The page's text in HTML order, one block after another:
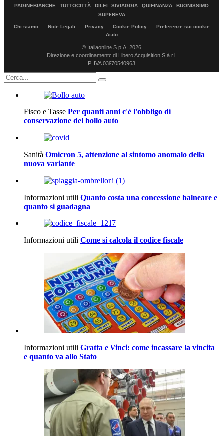
PAGINEBIANCHE
TUTTOCITTÀ DILEI SIVIAGGIA QUIFINANZA
BUONISSIMO
SUPEREVA
Chi siamo Note Legali Privacy Cookie Policy
Preferenze sui cookie
Aiuto
© Italiaonline S.p.A. 2026
Direzione e coordinamento di Libero Acquisition S.á r.l.
P. IVA 03970540963
Fisco e Tasse Per quanti anni c'è l'obbligo di
conservazione del bollo auto
Sanità Omicron 5, attenzione al sintomo anomalo della
nuova variante
Informazioni utili Quanto costa una concessione balneare e
quanto si guadagna
Informazioni utili Come si calcola il codice fiscale
Informazioni utili Gratta e Vinci: come incassare la vincita
e quanto va allo Stato